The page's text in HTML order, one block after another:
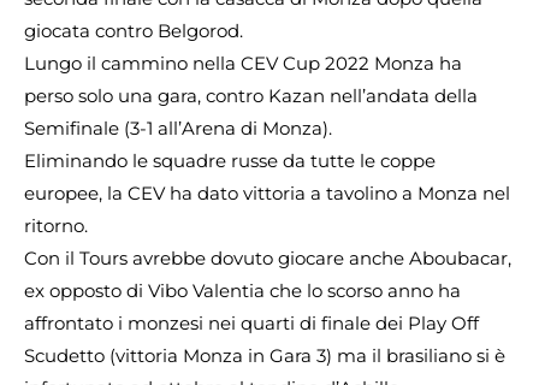
giocata contro Belgorod.
Lungo il cammino nella CEV Cup 2022 Monza ha
perso solo una gara, contro Kazan nell’andata della
Semifinale (3-1 all’Arena di Monza).
Eliminando le squadre russe da tutte le coppe
europee, la CEV ha dato vittoria a tavolino a Monza nel
ritorno.
Con il Tours avrebbe dovuto giocare anche Aboubacar,
ex opposto di Vibo Valentia che lo scorso anno ha
affrontato i monzesi nei quarti di finale dei Play Off
Scudetto (vittoria Monza in Gara 3) ma il brasiliano si è